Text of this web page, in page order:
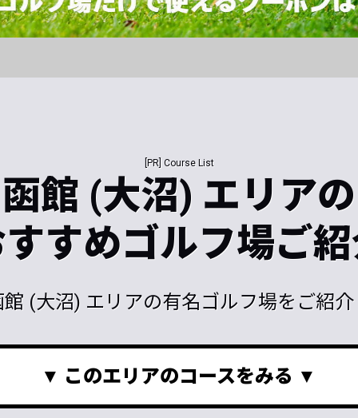
[PR] Course List
函館 (大沼) エリアの
すめゴルフ場ご
館 (大沼) エリアの有名ゴルフ場をご紹介
このエリアのコースをみる